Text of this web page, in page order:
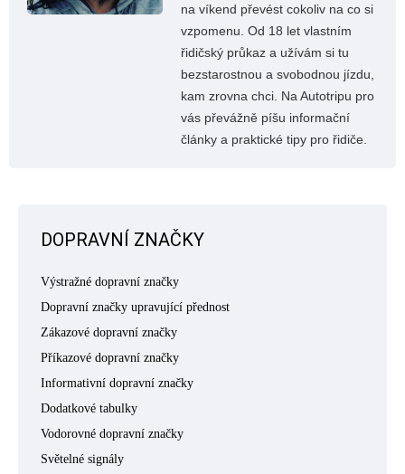
na víkend převést cokoliv na co si
vzpomenu. Od 18 let vlastním
řidičský průkaz a užívám si tu
bezstarostnou a svobodnou jízdu,
kam zrovna chci. Na Autotripu pro
vás převážně píšu informační
články a praktické tipy pro řidiče.
DOPRAVNÍ ZNAČKY
Výstražné dopravní značky
Dopravní značky upravující přednost
Zákazové dopravní značky
Příkazové dopravní značky
Informativní dopravní značky
Dodatkové tabulky
Vodorovné dopravní značky
Světelné signály